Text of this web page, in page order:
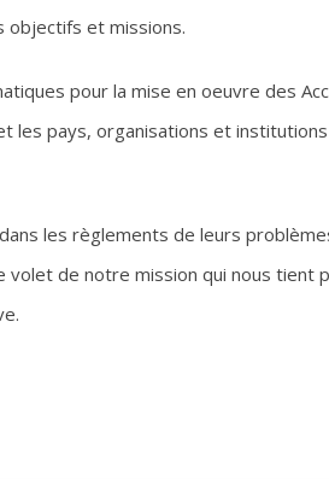
objectifs et missions.
pour la mise en oeuvre des
les pays, organisations et
les règlements de leurs
de notre mission qui nous tient